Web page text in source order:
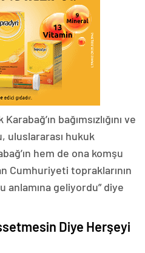
Karabağ’ın bağımsızlığını ve
uluslararası hukuk
hem de ona komşu
Cumhuriyeti topraklarının
anlamına geliyordu” diye
Diye Herşeyi